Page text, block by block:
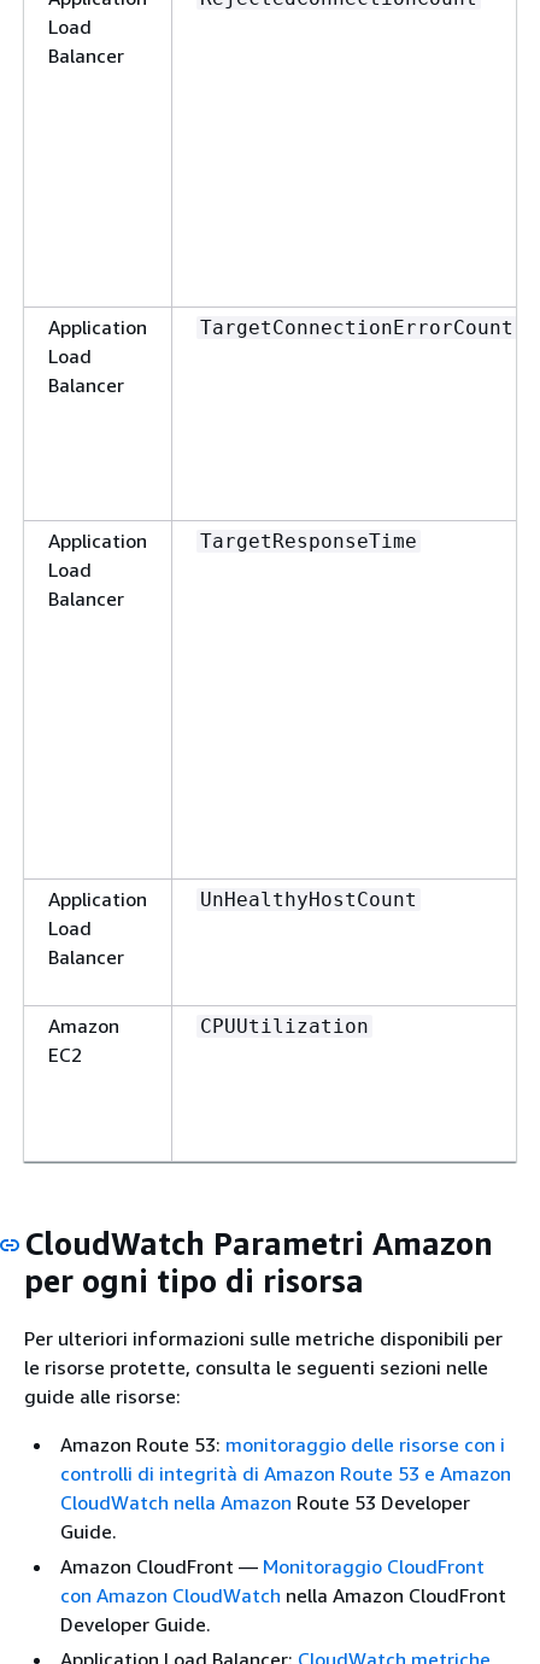
Load
Balancer
Application
Load
Balancer
TargetConnectionErrorCount
Application
Load
Balancer
TargetResponseTime
Application
Load
Balancer
UnHealthyHostCount
Amazon
EC2
CPUUtilization
CloudWatch Parametri Amazon
per ogni tipo di risorsa
Per ulteriori informazioni sulle metriche disponibili per
le risorse protette, consulta le seguenti sezioni nelle
guide alle risorse:
Amazon Route 53: monitoraggio delle risorse con i
controlli di integrità di Amazon Route 53 e Amazon
CloudWatch nella Amazon Route 53 Developer
Guide.
Amazon CloudFront — Monitoraggio CloudFront
con Amazon CloudWatch nella Amazon CloudFront
Developer Guide.
Application Load Balancer: CloudWatch metriche